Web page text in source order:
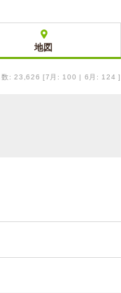
地図
数: 23,626 [7月: 100 | 6月: 124 ]